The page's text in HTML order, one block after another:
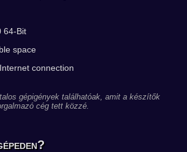
64-Bit
space
connection
gépigények találhatóak, amit a készítők
cég tett közzé.